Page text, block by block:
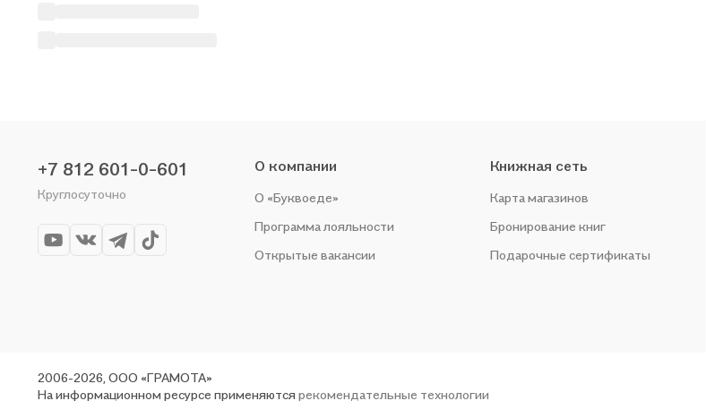
+7 812 601-0-601
Круглосуточно
О компании
О «Буквоеде»
Программа лояльности
Открытые вакансии
Книжная сеть
Карта магазинов
Бронирование книг
Подарочные сертификаты
2006-2026, ООО «ГРАМОТА»
На информационном ресурсе применяются рекомендательные технологии